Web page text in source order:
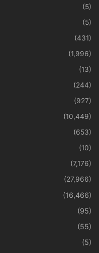
(5)
(5)
(431)
(1,996)
(13)
(244)
(927)
(10,449)
(653)
(10)
(7,176)
(27,966)
(16,466)
(95)
(55)
(5)